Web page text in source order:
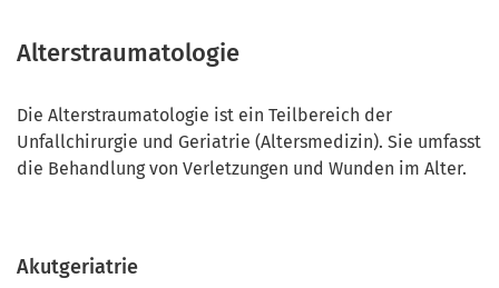
Alterstraumatologie
Die Alterstraumatologie ist ein Teilbereich der
Unfallchirurgie und Geriatrie (Altersmedizin). Sie umfasst
die Behandlung von Verletzungen und Wunden im Alter.
Akutgeriatrie